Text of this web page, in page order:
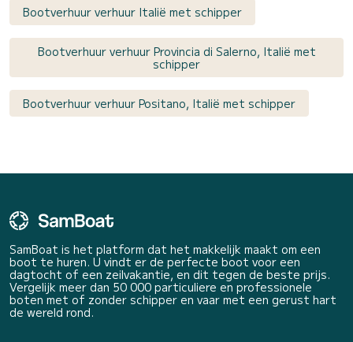
Bootverhuur verhuur Italië met schipper
Bootverhuur verhuur Provincia di Salerno, Italië met
schipper
Bootverhuur verhuur Positano, Italië met schipper
SamBoat is het platform dat het makkelijk maakt om een
boot te huren. U vindt er de perfecte boot voor een
dagtocht of een zeilvakantie, en dit tegen de beste prijs.
Vergelijk meer dan 50 000 particuliere en professionele
boten met of zonder schipper en vaar met een gerust hart
de wereld rond.